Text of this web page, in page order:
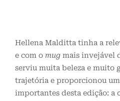
Hellena Malditta tinha a
e com o mug mais invejável
serviu muita beleza e muito
trajetória e proporcionou
importantes desta edição: a